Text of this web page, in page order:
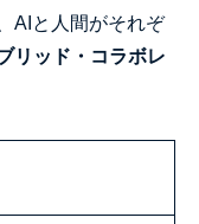
AIと人間がそれぞ
リッド・コラボレ